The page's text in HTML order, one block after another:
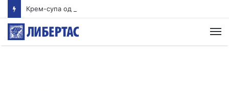
Крем-супа од тиквички